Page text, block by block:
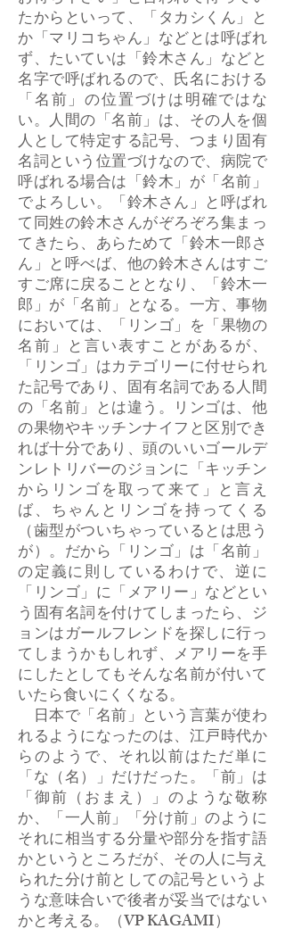
たからといって、「タカシくん」と
か「マリコちゃん」などとは呼ばれ
ず、たいていは「鈴木さん」などと
名字で呼ばれるので、氏名における
「名前」の位置づけは明確ではな
い。人間の「名前」は、その人を個
人として特定する記号、つまり固有
名詞という位置づけなので、病院で
呼ばれる場合は「鈴木」が「名前」
でよろしい。「鈴木さん」と呼ばれ
て同姓の鈴木さんがぞろぞろ集まっ
てきたら、あらためて「鈴木一郎さ
ん」と呼べば、他の鈴木さんはすご
すご席に戻ることとなり、「鈴木一
郎」が「名前」となる。一方、事物
においては、「リンゴ」を「果物の
名前」と言い表すことがあるが、
「リンゴ」はカテゴリーに付せられ
た記号であり、固有名詞である人間
の「名前」とは違う。リンゴは、他
の果物やキッチンナイフと区別でき
れば十分であり、頭のいいゴールデ
ンレトリバーのジョンに「キッチン
からリンゴを取って来て」と言え
ば、ちゃんとリンゴを持ってくる
（歯型がついちゃっているとは思う
が）。だから「リンゴ」は「名前」
の定義に則しているわけで、逆に
「リンゴ」に「メアリー」などとい
う固有名詞を付けてしまったら、ジ
ョンはガールフレンドを探しに行っ
てしまうかもしれず、メアリーを手
にしたとしてもそんな名前が付いて
いたら食いにくくなる。
日本で「名前」という言葉が使わ
れるようになったのは、江戸時代か
らのようで、それ以前はただ単に
「な（名）」だけだった。「前」は
「御前（おまえ）」のような敬称
か、「一人前」「分け前」のように
それに相当する分量や部分を指す語
かというところだが、その人に与え
られた分け前としての記号というよ
うな意味合いで後者が妥当ではない
かと考える。（VP KAGAMI）